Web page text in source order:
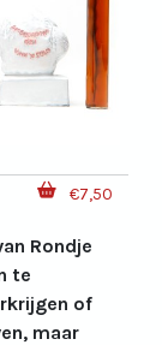
Rondje
te
of
maar
€7,50